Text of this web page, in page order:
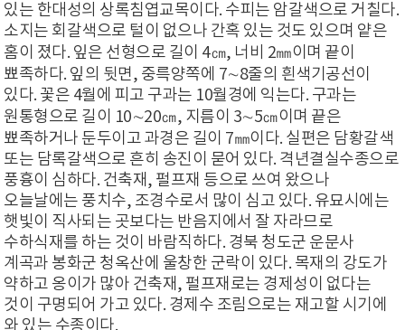
있는 한대성의 상록침엽교목이다. 수피는 암갈색으로 거칠다.
소지는 회갈색으로 털이 없으나 간혹 있는 것도 있으며 얕은
홈이 졌다. 잎은 선형으로 길이 4㎝, 너비 2㎜이며 끝이
뾰족하다. 잎의 뒷면, 중륵양쪽에 7∼8줄의 흰색기공선이
있다. 꽃은 4월에 피고 구과는 10월경에 익는다. 구과는
원통형으로 길이 10∼20㎝, 지름이 3∼5㎝이며 끝은
뾰족하거나 둔두이고 과경은 길이 7㎜이다. 실편은 담황갈색
또는 담록갈색으로 흔히 송진이 묻어 있다. 격년결실수종으로
풍흉이 심하다. 건축재, 펄프재 등으로 쓰여 왔으나
오늘날에는 풍치수, 조경수로서 많이 심고 있다. 유묘시에는
햇빛이 직사되는 곳보다는 반음지에서 잘 자라므로
수하식재를 하는 것이 바람직하다. 경북 청도군 운문사
계곡과 봉화군 청옥산에 울창한 군락이 있다. 목재의 강도가
약하고 옹이가 많아 건축재, 펄프재로는 경제성이 없다는
것이 구명되어 가고 있다. 경제수 조림으로는 재고할 시기에
와 있는 수종이다.